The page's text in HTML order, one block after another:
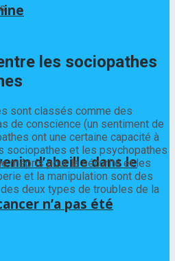
d’abeille dans le
n’a pas été
les sociopathes
sont classés comme des
de conscience (un sentiment de
ont une certaine capacité à
sociopathes et les psychopathes
mépris pour la sécurité et les
et la manipulation sont des
deux types de troubles de la